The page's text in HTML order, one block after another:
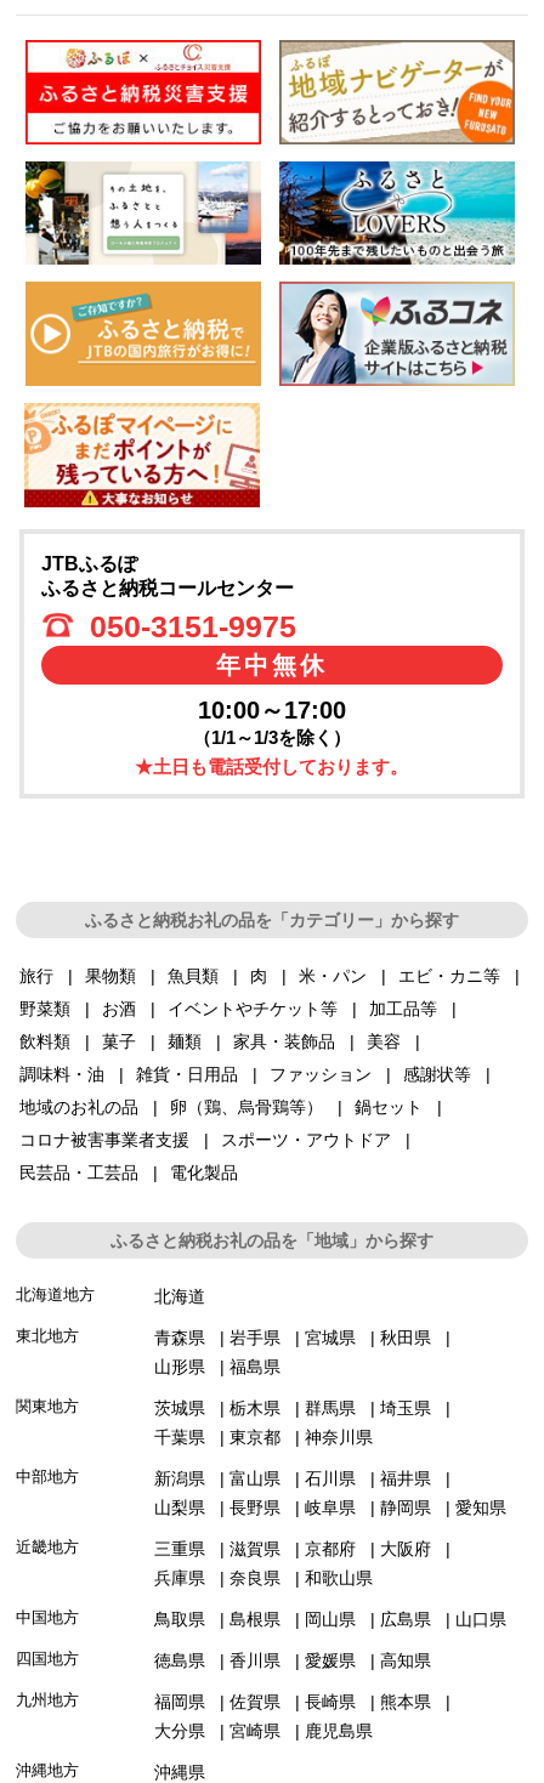
JTBふるぽ
ふるさと納税コールセンター
050-3151-9975
年中無休
10:00～17:00
（1/1～1/3を除く）
★土日も電話受付しております。
ふるさと納税お礼の品を「カテゴリー」から探す
旅行 果物類 魚貝類 肉 米・パン
エビ・カニ等
野菜類
お酒 イベントやチケット等
加工品等
飲料類
菓子 麺類 家具・装飾品
美容
調味料・油
雑貨・日用品 ファッション
感謝状等
地域のお礼の品
卵（鶏、烏骨鶏等）
鍋セット
コロナ被害事業者支援
スポーツ・アウトドア
民芸品・工芸品
電化製品
ふるさと納税お礼の品を「地域」から探す
北海道地方 北海道
東北地方 青森県 岩手県 宮城県
秋田県
山形県
福島県
関東地方 茨城県 栃木県 群馬県
埼玉県
千葉県
東京都 神奈川県
中部地方 新潟県 富山県 石川県
福井県
山梨県
長野県 岐阜県 静岡県 愛知県
近畿地方 三重県 滋賀県 京都府
大阪府
兵庫県
奈良県 和歌山県
中国地方 鳥取県 島根県 岡山県 広島県 山口県
四国地方 徳島県 香川県 愛媛県 高知県
九州地方 福岡県 佐賀県 長崎県
熊本県
大分県
宮崎県 鹿児島県
沖縄地方 沖縄県